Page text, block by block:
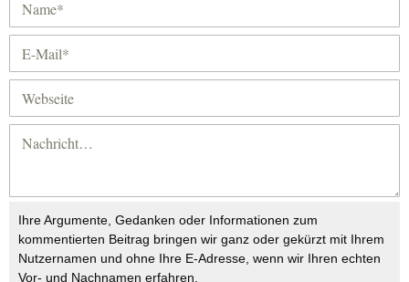
Ihre Argumente, Gedanken oder Informationen zum
kommentierten Beitrag bringen wir ganz oder gekürzt mit Ihrem
Nutzernamen und ohne Ihre E-Adresse, wenn wir Ihren echten
Vor- und Nachnamen erfahren.